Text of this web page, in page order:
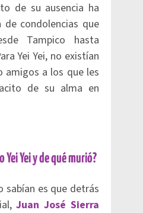
de su ausencia ha
condolencias que
Tampico hasta
Yei Yei, no existían
amigos a los que les
de su alma en
Yei Yei y de qué murió?
sabían es que detrás
Juan José Sierra